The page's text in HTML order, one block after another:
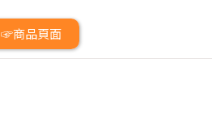
☞商品頁面